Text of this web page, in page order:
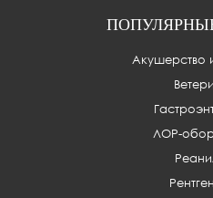
Акушерство
ЛОР-